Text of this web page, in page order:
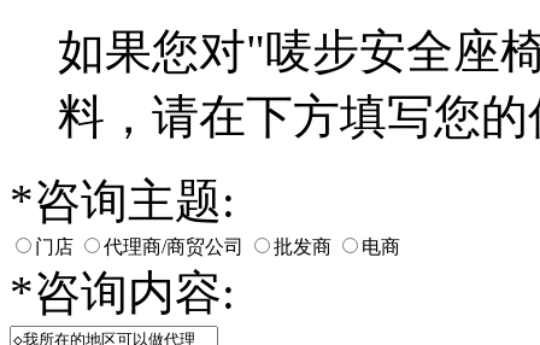
如果您对"唛步安全座
料，请在下方填写您
*咨询主题:
门店 代理商/商贸公司 批发商 电商
*咨询内容: